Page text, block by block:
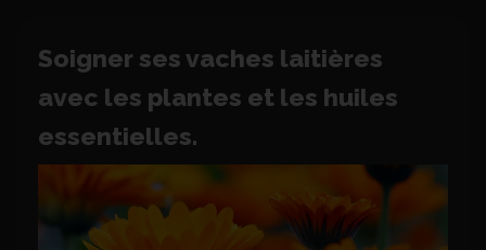
Soigner ses vaches laitières
avec les plantes et les huiles
essentielles.